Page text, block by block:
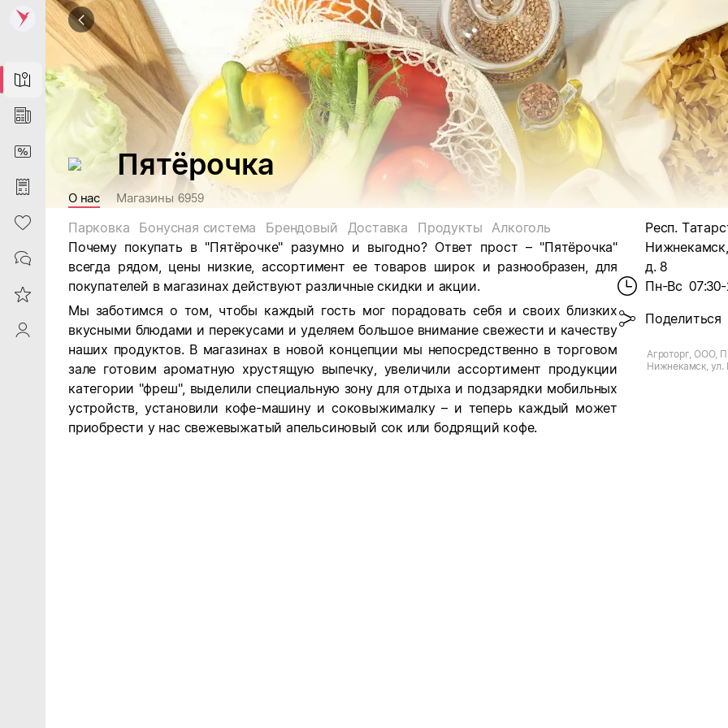
Map
News
DiscountCard
Purchases
Heart
Contacts
Reviews
ProfileSaby
Пятёрочка
О нас Магазины 6959
Парковка Бонусная система Брендовый Доставка Продукты
Алкоголь
Почему покупать в "Пятёрочке" разумно и выгодно? Ответ прост – "Пятёрочка"
всегда рядом, цены низкие, ассортимент ее товаров широк и разнообразен, для
покупателей в магазинах действуют различные скидки и акции.
Мы заботимся о том, чтобы каждый гость мог порадовать себя и своих близких
вкусными блюдами и перекусами и уделяем большое внимание свежести и качеству
наших продуктов. В магазинах в новой концепции мы непосредственно в торговом
зале готовим ароматную хрустящую выпечку, увеличили ассортимент продукции
категории "фреш", выделили специальную зону для отдыха и подзарядки мобильных
устройств, установили кофе-машину и соковыжималку – и теперь каждый может
приобрести у нас свежевыжатый апельсиновый сок или бодрящий кофе.
Респ.
д. 8
Пн-Вс
Поделиться
Агроторг, ООО,
Нижнекамск, ул.